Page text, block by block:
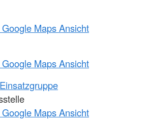
Maps Ansicht
Maps Ansicht
Maps Ansicht